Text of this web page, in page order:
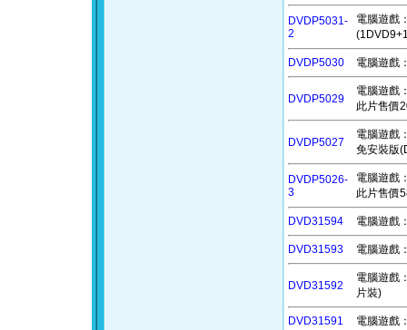
DVDP5031-
2
電腦遊戲
DVDP5030 電腦遊戲
DVDP5029
電腦遊戲
此片售價
DVDP5027
電腦遊戲
免安裝版
DVDP5026-
3
電腦遊戲
此片售價
DVD31594 電腦遊戲
DVD31593 電腦遊戲
DVD31592
電腦遊戲
片裝)
DVD31591 電腦遊戲